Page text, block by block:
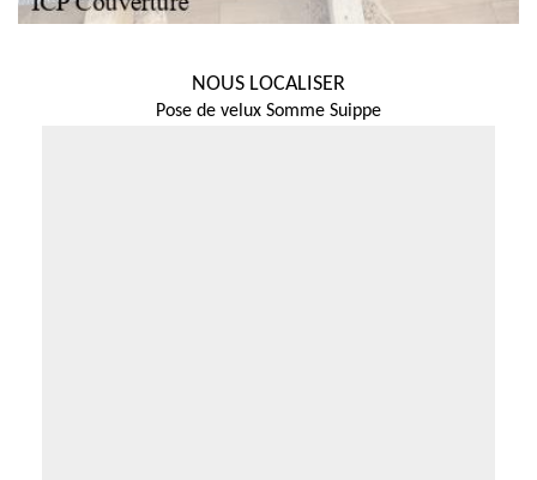
NOUS LOCALISER
Pose de velux Somme Suippe